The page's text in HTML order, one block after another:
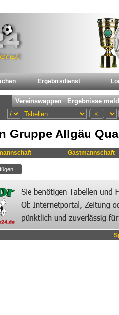
Ergebnisdienst
Gruppe Allgäu
Gastmannschaft